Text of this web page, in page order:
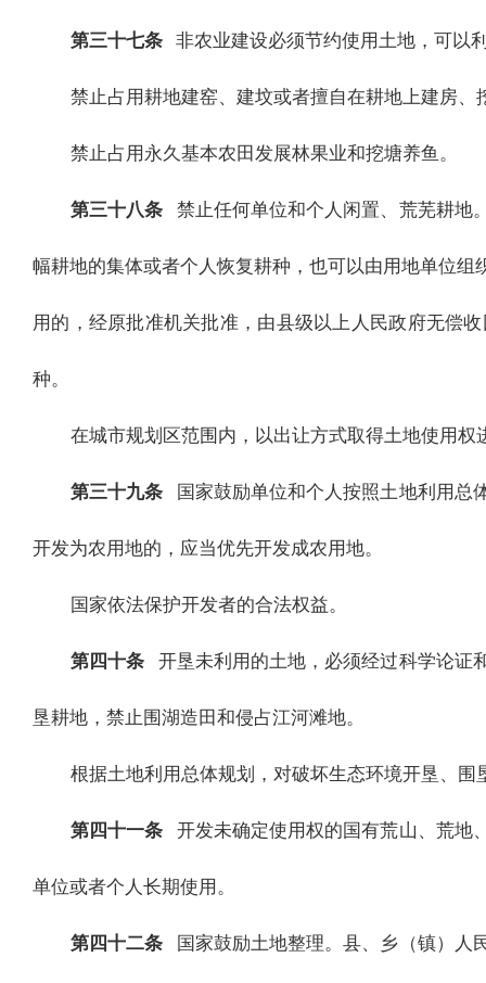
第三十七条 非农业建设必须节约使用土地，可以
禁止占用耕地建窑、建坟或者擅自在耕地上建房、
禁止占用永久基本农田发展林果业和挖塘养鱼。
第三十八条 禁止任何单位和个人闲置、荒芜耕地
幅耕地的集体或者个人恢复耕种，也可以由用地单位
用的，经原批准机关批准，由县级以上人民政府无偿
种。
在城市规划区范围内，以出让方式取得土地使用权
第三十九条 国家鼓励单位和个人按照土地利用总
开发为农用地的，应当优先开发成农用地。
国家依法保护开发者的合法权益。
第四十条 开垦未利用的土地，必须经过科学论证
垦耕地，禁止围湖造田和侵占江河滩地。
根据土地利用总体规划，对破坏生态环境开垦、
第四十一条 开发未确定使用权的国有荒山、荒地
单位或者个人长期使用。
第四十二条 国家鼓励土地整理。县、乡（镇）人